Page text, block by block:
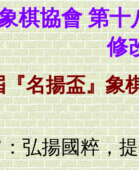
棋協會 第
修
名揚盃』象
弘揚國粹，